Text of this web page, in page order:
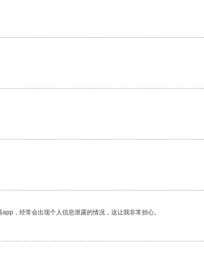
，经常会出现个人信息泄露的情况，这让我非常担心。